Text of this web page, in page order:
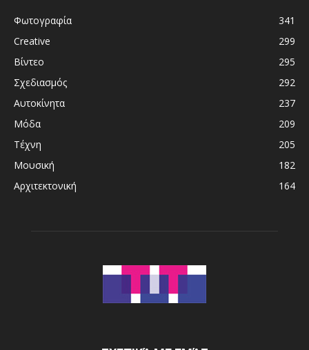
Φωτογραφία
341
Creative
299
Βίντεο
295
Σχεδιασμός
292
Αυτοκίνητα
237
Μόδα
209
Τέχνη
205
Μουσική
182
Αρχιτεκτονική
164